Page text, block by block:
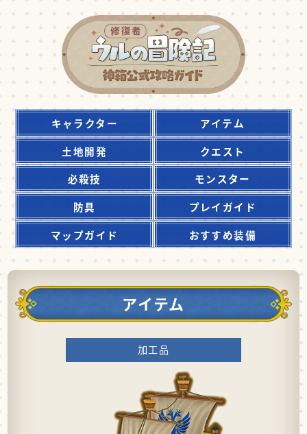
キャラクター
アイテム
土地開発
クエスト
必殺技
モンスター
防具
プレイガイド
マップガイド
おすすめ装備
アイテム
加工品